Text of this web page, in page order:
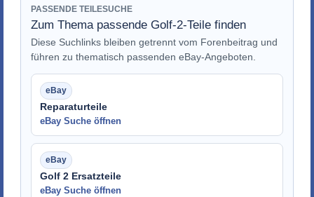
PASSENDE TEILESUCHE
Zum Thema passende Golf-2-Teile finden
Diese Suchlinks bleiben getrennt vom Forenbeitrag und
führen zu thematisch passenden eBay-Angeboten.
Reparaturteile
eBay Suche öffnen
Golf 2 Ersatzteile
eBay Suche öffnen